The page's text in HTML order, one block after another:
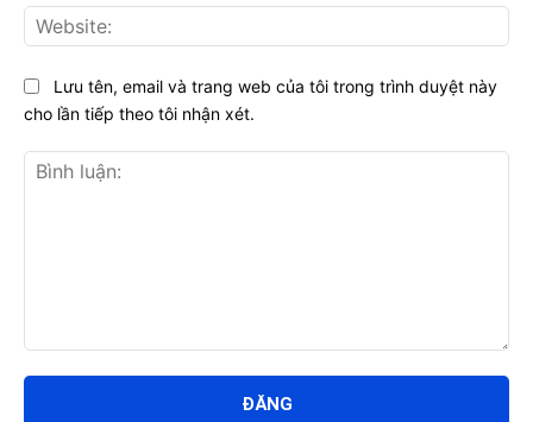
luận:
Lưu tên, email và trang web của tôi trong trình duyệt này
cho lần tiếp theo tôi nhận xét.